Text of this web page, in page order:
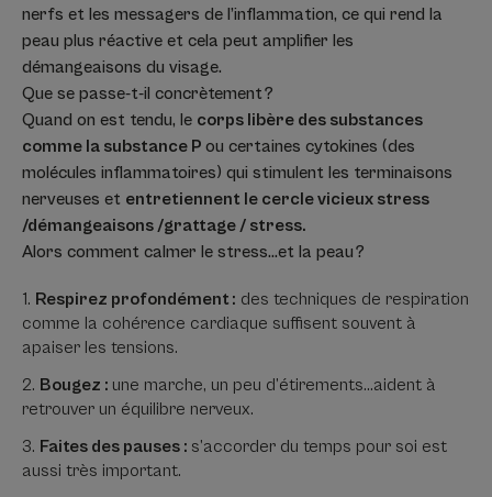
nerfs et les messagers de l’inflammation, ce qui rend la
peau plus réactive et cela peut amplifier les
démangeaisons du visage.
Que se passe-t-il concrètement ?
Quand on est tendu, le corps libère des substances
comme la substance P ou certaines cytokines (des
molécules inflammatoires) qui stimulent les terminaisons
nerveuses et entretiennent le cercle vicieux stress
/démangeaisons /grattage / stress.
Alors comment calmer le stress…et la peau ?
Respirez profondément : des techniques de respiration
comme la cohérence cardiaque suffisent souvent à
apaiser les tensions.
Bougez : une marche, un peu d’étirements…aident à
retrouver un équilibre nerveux.
Faites des pauses : s’accorder du temps pour soi est
aussi très important.